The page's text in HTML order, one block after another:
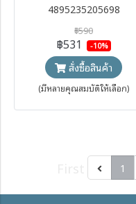
4895235205698
฿590
฿531 -10%
สั่งซื้อสินค้า
(มีหลายคุณสมบัติให้เลือก)
1